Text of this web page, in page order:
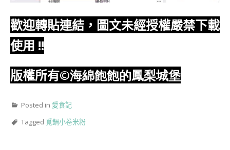
歡迎轉貼連結，圖文未經授權嚴禁下載
使用 !!
版權所有©海綿飽飽的鳳梨城堡
Posted in 愛食記
Tagged 覓鍋小卷米粉